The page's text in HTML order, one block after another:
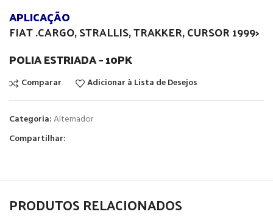
APLICAÇÃO
FIAT .CARGO, STRALLIS, TRAKKER, CURSOR 1999>
POLIA ESTRIADA–10PK
Comparar Adicionar à Lista de Desejos
Categoria:Alternador
Compartilhar:
PRODUTOS RELACIONADOS